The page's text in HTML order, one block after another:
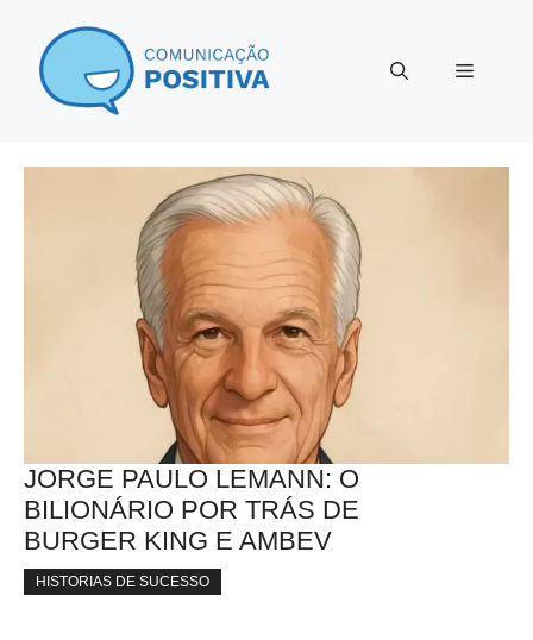
conteúdo
Menu
JORGE PAULO LEMANN: O
BILIONÁRIO POR TRÁS DE
BURGER KING E AMBEV
HISTORIAS DE SUCESSO